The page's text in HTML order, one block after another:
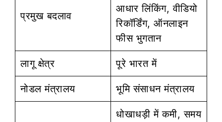
प्रमुख बदलाव
आधार लिंकिंग, वीडियो
रिकॉर्डिंग, ऑनलाइन
फीस भुगतान
लागू क्षेत्र पूरे भारत में
नोडल मंत्रालय भूमि संसाधन मंत्रालय
धोखाधड़ी में कमी, समय